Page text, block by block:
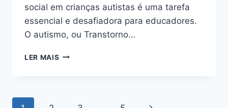
social em crianças autistas é uma tarefa
essencial e desafiadora para educadores.
O autismo, ou Transtorno…
LER MAIS COMO